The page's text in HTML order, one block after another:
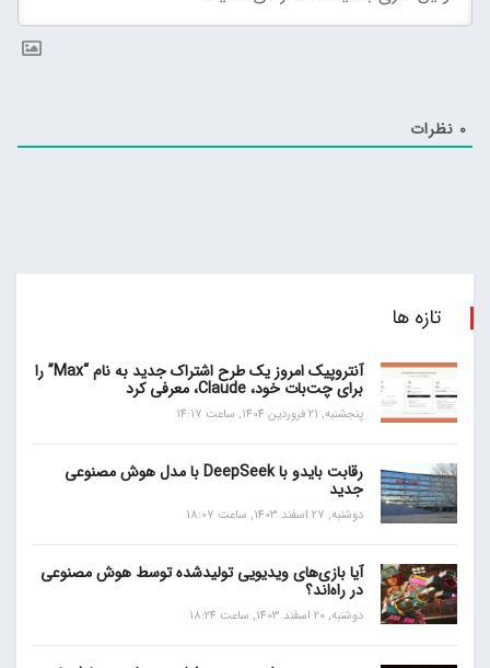
0 نظرات
تازه ها
آنتروپیک امروز یک طرح اشتراک جدید به نام “Max” را
برای چت‌بات خود، Claude، معرفی کرد
پنجشنبه, 21 فروردین 1404, ساعت 14:17
رقابت بایدو با DeepSeek با مدل هوش مصنوعی
جدید
دوشنبه, 27 اسفند 1403, ساعت 18:07
آیا بازی‌های ویدیویی تولیدشده توسط هوش مصنوعی
در راه‌اند؟
دوشنبه, 20 اسفند 1403, ساعت 18:24